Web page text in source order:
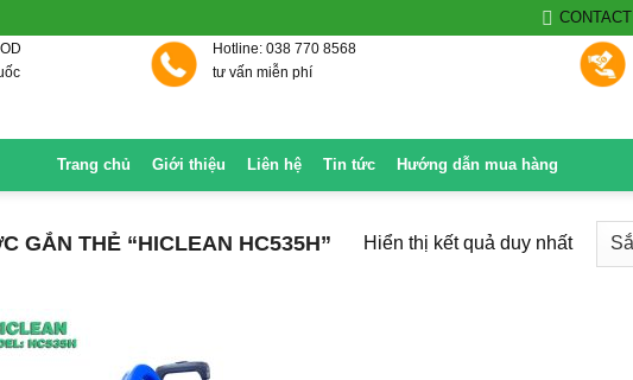
CONTACT
Hotline: 038 770 8568
tư vấn miễn phí
Trang chủ Giới thiệu Liên hệ Tin tức Hướng dẫn mua hàng
GẮN THẺ “HICLEAN HC535H” Hiển thị kết quả duy nhất